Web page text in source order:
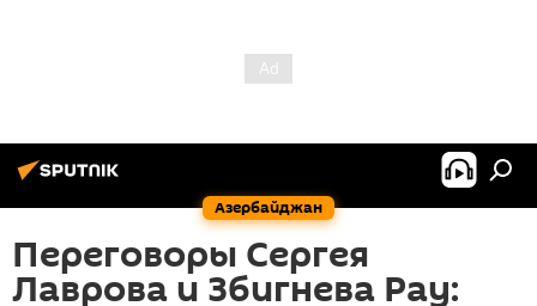
Азербайджан
Переговоры Сергея
Лаврова и Збигнева Рау: